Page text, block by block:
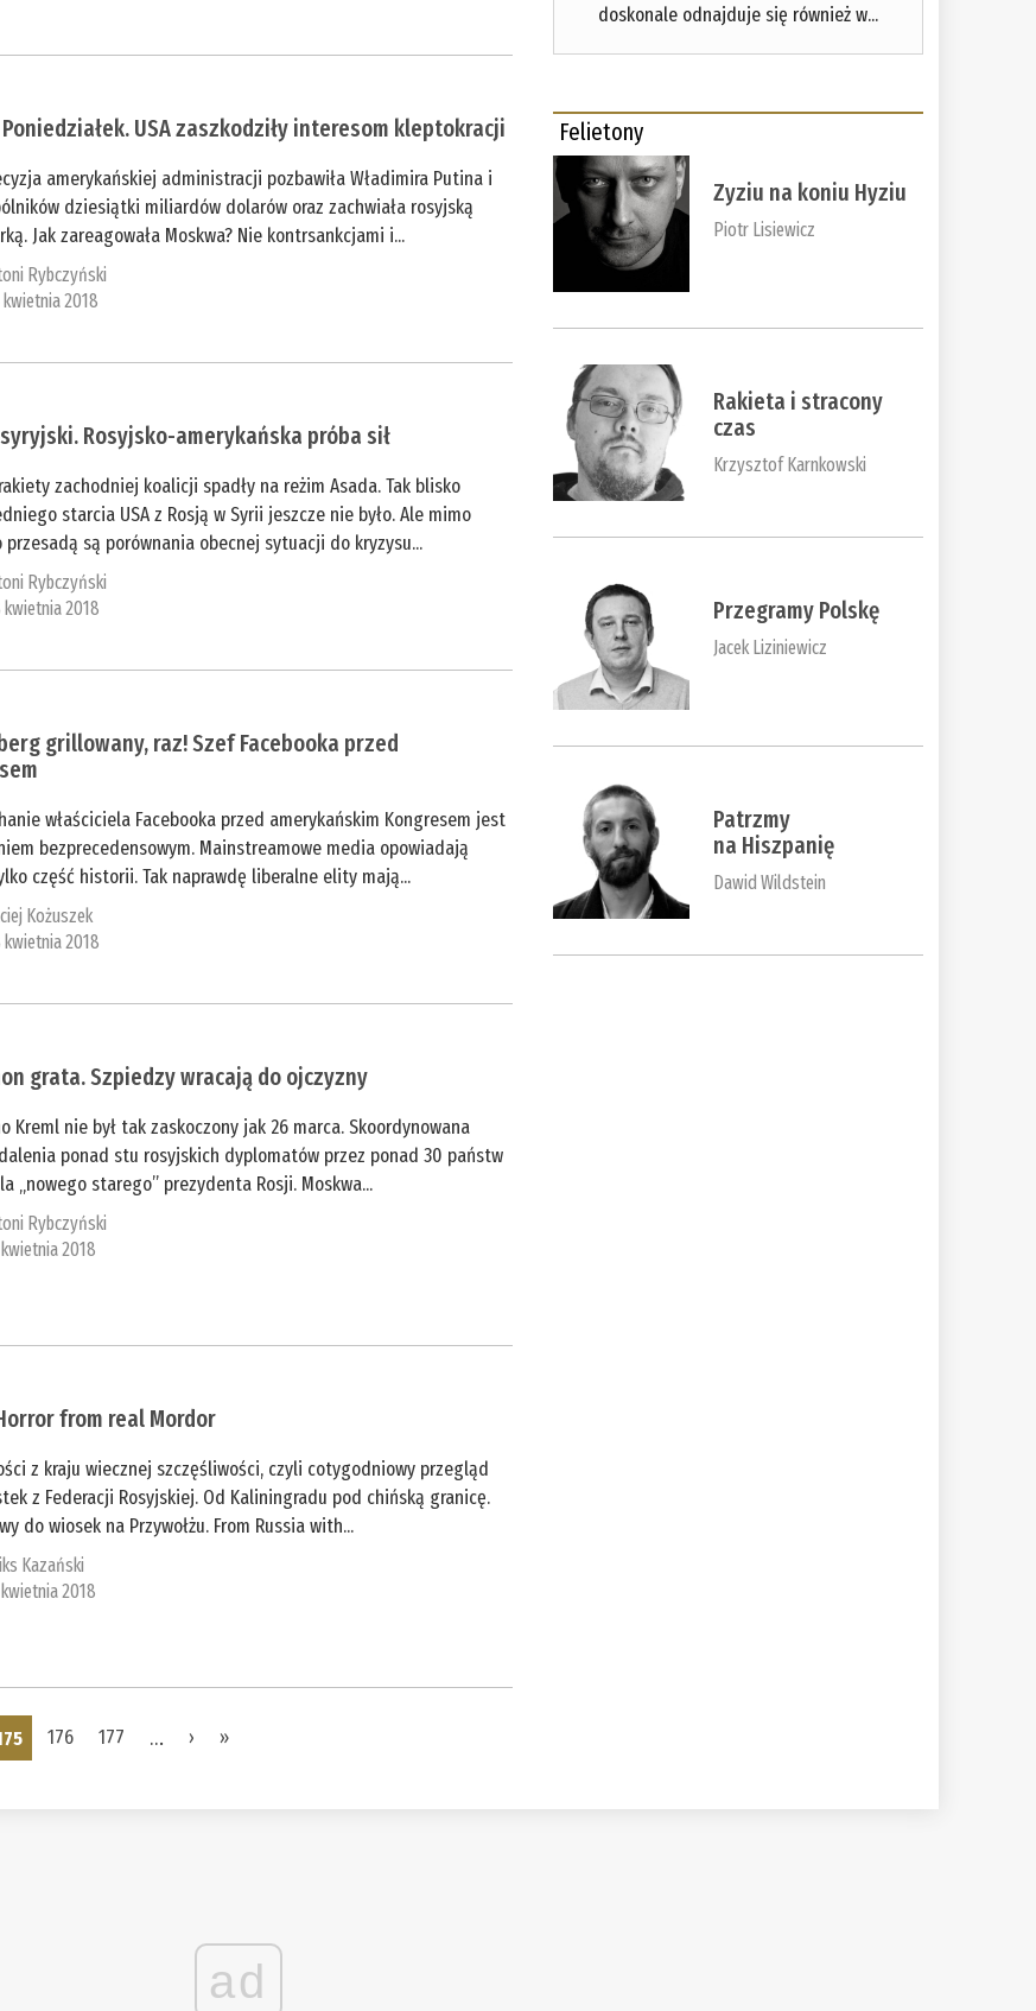
USA zaszkodziły interesom kleptokracji
amerykańskiej administracji pozbawiła Władimira Putina i
dziesiątki miliardów dolarów oraz zachwiała rosyjską
Jak zareagowała Moskwa? Nie kontrsankcjami i...
Rybczyński
kwietnia 2018
Rosyjsko-amerykańska próba sił
zachodniej koalicji spadły na reżim Asada. Tak blisko
starcia USA z Rosją w Syrii jeszcze nie było. Ale mimo
przesadą są porównania obecnej sytuacji do kryzysu...
Rybczyński
kwietnia 2018
grillowany, raz! Szef Facebooka przed
właściciela Facebooka przed amerykańskim Kongresem jest
bezprecedensowym. Mainstreamowe media opowiadają
część historii. Tak naprawdę liberalne elity mają...
Kożuszek
kwietnia 2018
grata. Szpiedzy wracają do ojczyzny
Kreml nie był tak zaskoczony jak 26 marca. Skoordynowana
ponad stu rosyjskich dyplomatów przez ponad 30 państw
„nowego starego” prezydenta Rosji. Moskwa...
Rybczyński
kwietnia 2018
from real Mordor
z kraju wiecznej szczęśliwości, czyli cotygodniowy przegląd
z Federacji Rosyjskiej. Od Kaliningradu pod chińską granicę.
do wiosek na Przywołżu. From Russia with...
Kazański
kwietnia 2018
176 177 … › »
doskonale odnajduje się również w...
Felietony
Zyziu na koniu Hyziu
Piotr Lisiewicz
Rakieta i stracony
czas
Krzysztof Karnkowski
Przegramy Polskę
Jacek Liziniewicz
Patrzmy
na Hiszpanię
Dawid Wildstein
ad